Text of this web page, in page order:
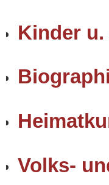
Kinder
Volks-